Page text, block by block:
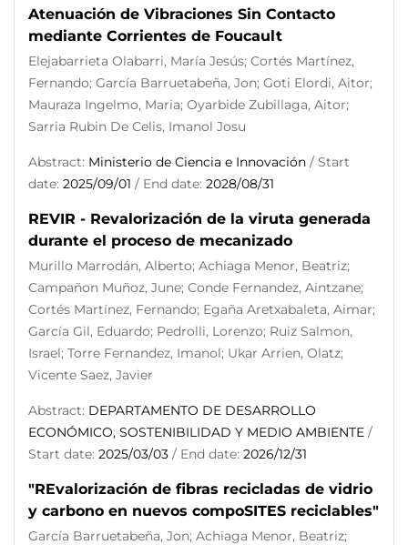
Atenuación de Vibraciones Sin Contacto
mediante Corrientes de Foucault
Elejabarrieta Olabarri, María Jesús; Cortés Martínez,
Fernando; García Barruetabeña, Jon; Goti Elordi, Aitor;
Mauraza Ingelmo, Maria; Oyarbide Zubillaga, Aitor;
Sarria Rubin De Celis, Imanol Josu
Abstract: Ministerio de Ciencia e Innovación / Start
date: 2025/09/01 / End date: 2028/08/31
REVIR - Revalorización de la viruta generada
durante el proceso de mecanizado
Murillo Marrodán, Alberto; Achiaga Menor, Beatriz;
Campañon Muñoz, June; Conde Fernandez, Aintzane;
Cortés Martínez, Fernando; Egaña Aretxabaleta, Aimar;
García Gil, Eduardo; Pedrolli, Lorenzo; Ruiz Salmon,
Israel; Torre Fernandez, Imanol; Ukar Arrien, Olatz;
Vicente Saez, Javier
Abstract: DEPARTAMENTO DE DESARROLLO
ECONÓMICO, SOSTENIBILIDAD Y MEDIO AMBIENTE /
Start date: 2025/03/03 / End date: 2026/12/31
"REvalorización de fibras recicladas de vidrio
y carbono en nuevos compoSITES reciclables"
García Barruetabeña, Jon; Achiaga Menor, Beatriz;